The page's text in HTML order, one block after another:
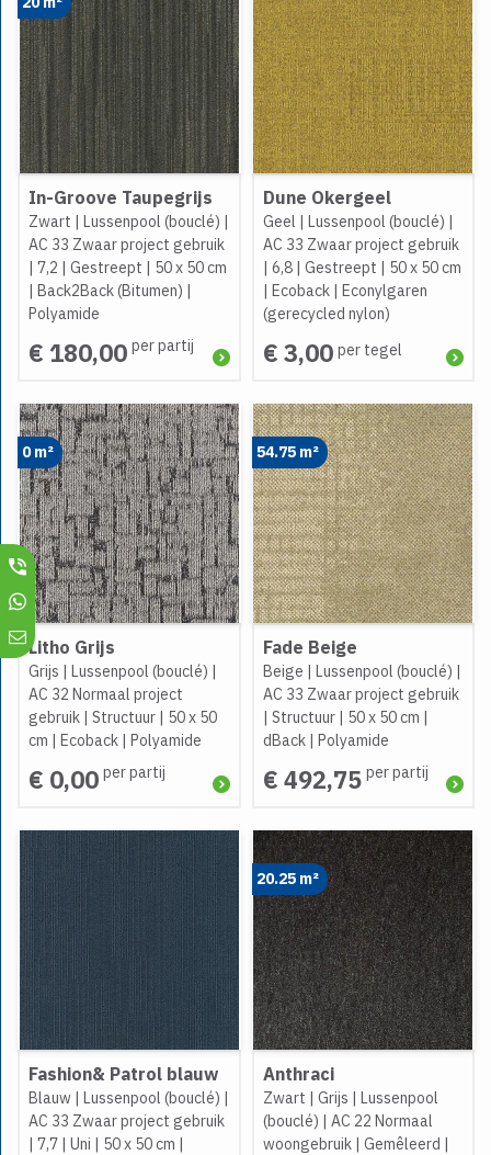
In-Groove Taupegrijs
Zwart | Lussenpool (bouclé) |
AC 33 Zwaar project gebruik
| 7,2 | Gestreept | 50 x 50 cm
| Back2Back (Bitumen) |
Polyamide
€ 180,00 per partij
Dune Okergeel
Geel | Lussenpool (bouclé) |
AC 33 Zwaar project gebruik
| 6,8| Gestreept | 50 x 50 cm
| Ecoback| Econylgaren
(gerecycled nylon)
€ 3,00 per tegel
0 m²
Litho Grijs
Grijs | Lussenpool (bouclé) |
AC 32 Normaal project
gebruik | Structuur | 50 x 50
cm | Ecoback | Polyamide
€ 0,00 per partij
54.75 m²
Fade Beige
Beige | Lussenpool (bouclé) |
AC 33 Zwaar project gebruik
| Structuur| 50 x 50 cm |
dBack| Polyamide
€ 492,75 per partij
Fashion& Patrol blauw
Blauw | Lussenpool (bouclé) |
AC 33 Zwaar project gebruik
| 7,7 | Uni | 50 x 50 cm |
20.25 m²
Anthraci
Zwart | Grijs | Lussenpool
(bouclé) | AC 22 Normaal
woongebruik| Gemêleerd |